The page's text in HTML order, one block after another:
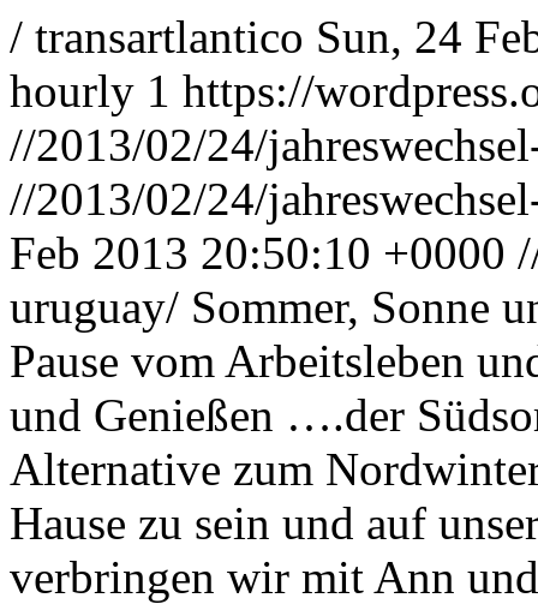
/ transartlantico Sun, 24
hourly 1 https://
//2013/02/24/
//2013/02/24/
Feb 2013 20:50:10 +0000
uruguay/ Sommer, Sonne
Pause vom Arbeitsleben
und Genießen ….der
Alternative zum
Hause zu sein und auf
verbringen wir mit Ann